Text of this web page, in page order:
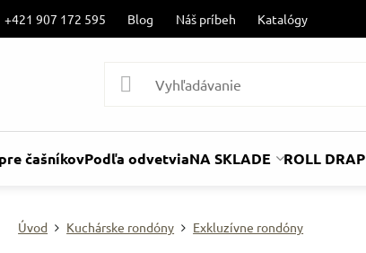
+421 907 172 595 Blog Náš príbeh Katalógy
čašníkovPodľa odvetviaNA SKLADE ROLL DRAP
Úvod Kuchárske rondóny Exkluzívne rondóny